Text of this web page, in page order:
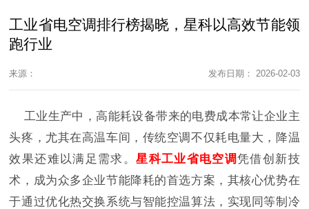
工业省电空调排行榜揭晓，星科以高效节能领
跑行业
来源： 发布日期： 2026-02-03
工业生产中，高能耗设备带来的电费成本常让企业主
头疼，尤其在高温车间，传统空调不仅耗电量大，降温
效果还难以满足需求。星科工业省电空调凭借创新技
术，成为众多企业节能降耗的首选方案，其核心优势在
于通过优化热交换系统与智能控温算法，实现同等制冷